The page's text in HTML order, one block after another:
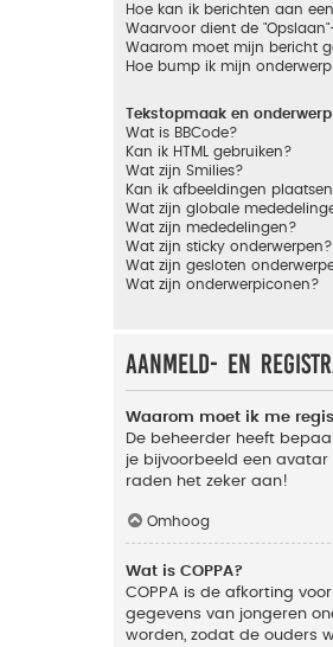
Hoe kan ik berichten aan
Waarvoor dient de
Waarom moet mijn bericht
Hoe bump ik mijn
Tekstopmaak en
Wat is BBCode?
Kan ik HTML gebruiken?
Wat zijn Smilies?
Kan ik afbeeldingen
Wat zijn globale
Wat zijn mededelingen?
Wat zijn sticky onderwerpen?
Wat zijn gesloten
Wat zijn onderwerpiconen?
Aanmeld- en
Waarom moet ik me
De beheerder heeft
je bijvoorbeeld een
raden het zeker aan!
Omhoog
Wat is COPPA?
COPPA is de afkorting
gegevens van jongeren
worden, zodat de ouders